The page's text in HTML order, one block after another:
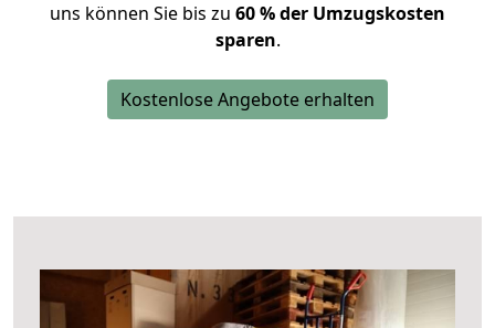
uns können Sie bis zu 60 % der Umzugskosten
sparen.
Kostenlose Angebote erhalten